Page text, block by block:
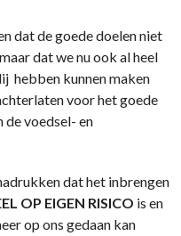
dat de goede doelen niet
dat we nu ook al heel
hebben kunnen maken
voor het goede
de voedsel- en
dat het inbrengen
OP EIGEN RISICO is en
op ons gedaan kan